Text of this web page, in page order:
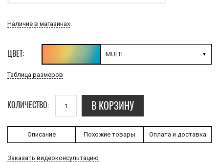
Наличие в магазинах
ЦВЕТ: MULTI
Таблица размеров
КОЛИЧЕСТВО: В КОРЗИНУ
Описание Похожие товары Оплата и доставка
Заказать видеоконсультацию